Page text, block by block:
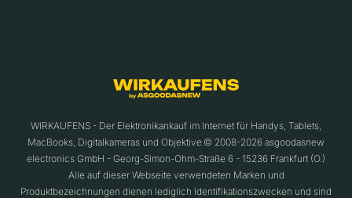
WIRKAUFENS - Der Elektronikankauf im Internet für Handys, Tablets,
MacBooks, Digitalkameras und Objektive.© 2008-2026 asgoodasnew
electronics GmbH - Georg-Simon-Ohm-Straße 6 - 15236 Frankfurt (O.)
Alle auf dieser Webseite verwendeten Marken und
Produktbezeichnungen dienen lediglich Identifikationszwecken und sind